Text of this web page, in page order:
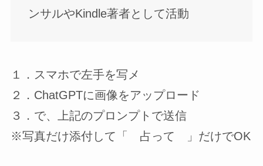
ンサルやKindle著者として活動
１．スマホで左手を写メ
２．ChatGPTに画像をアップロード
３．で、上記のプロンプトで送信
※写真だけ添付して「 占って 」だけでOK